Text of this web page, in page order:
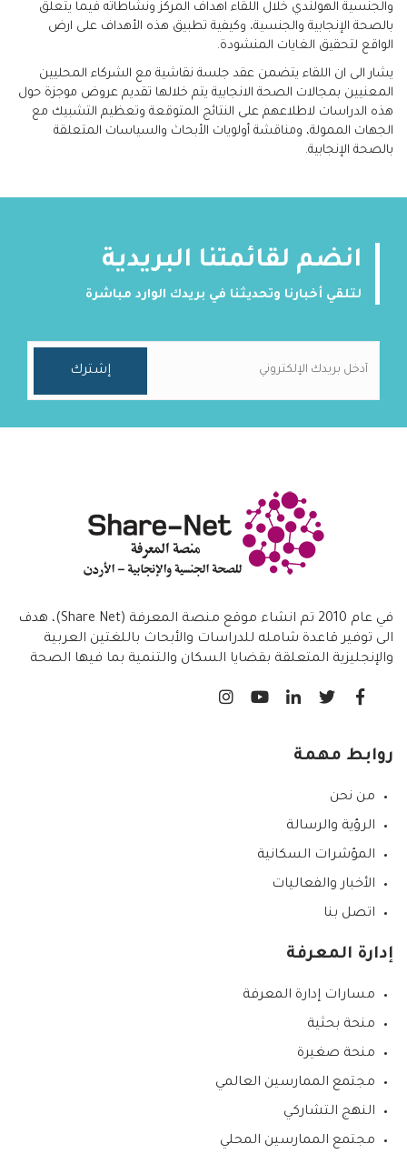
والجنسية الهولندي خلال اللقاء اهداف المركز ونشاطاته فيما يتعلق
بالصحة الإنجابية والجنسية، وكيفية تطبيق هذه الأهداف على ارض
الواقع لتحقيق الغايات المنشودة.
يشار الى ان اللقاء يتضمن عقد جلسة نقاشية مع الشركاء المحليين
المعنيين بمجالات الصحة الانجابية يتم خلالها تقديم عروض موجزة حول
هذه الدراسات لاطلاعهم على النتائج المتوقعة وتعظيم التشبيك مع
الجهات الممولة، ومناقشة أولويات الأبحاث والسياسات المتعلقة
بالصحة الإنجابية.
انضم لقائمتنا البريدية
لتلقي أخبارنا وتحديثنا في بريدك الوارد مباشرة
في عام 2010 تم انشاء موقع منصة المعرفة (Share Net)، هدف
الى توفير قاعدة شامله للدراسات والأبحاث باللغتين العربية
والإنجليزية المتعلقة بقضايا السكان والتنمية بما فيها الصحة
روابط مهمة
من نحن
الرؤية والرسالة
المؤشرات السكانية
الأخبار والفعاليات
اتصل بنا
إدارة المعرفة
مسارات إدارة المعرفة
منحة بحثية
منحة صغيرة
مجتمع الممارسين العالمي
النهج التشاركي
مجتمع الممارسين المحلي